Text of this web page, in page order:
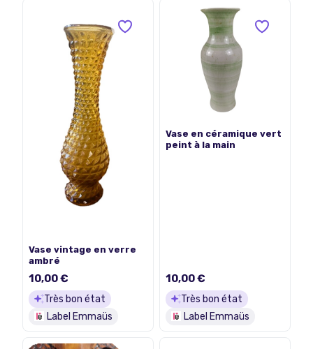
Vase vintage en verre
ambré
10,00 €
Très bon état
Label Emmaüs
Vase en céramique vert
peint à la main
10,00 €
Très bon état
Label Emmaüs